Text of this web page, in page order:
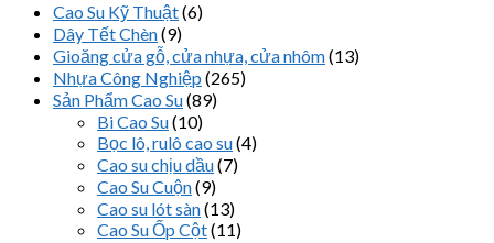
Cao Su Kỹ Thuật(6)
Dây Tết Chèn(9)
Gioăng cửa gỗ, cửa nhựa, cửa nhôm(13)
Nhựa Công Nghiệp (265)
Sản Phẩm Cao Su(89)
Bi Cao Su(10)
Bọc lô, rulô cao su(4)
Cao su chịu dầu(7)
Cao Su Cuộn(9)
Cao su lót sàn(13)
Cao Su Ốp Cột(11)